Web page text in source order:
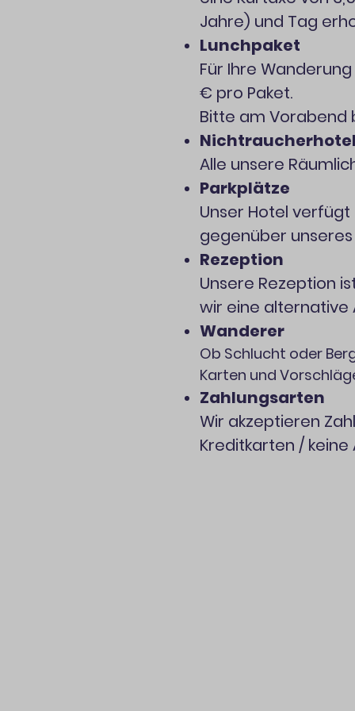
Jahre) und Tag
Lunchpaket
Für Ihre
€ pro Paket.
Bitte am Vorabend
Alle unsere
Parkplätze
Unser Hotel
gegenüber unseres
Rezeption
Unsere Rezeption
wir eine alternative
Wanderer
Ob Schlucht oder
Karten und
Zahlungsarten
Wir akzeptieren
Kreditkarten /